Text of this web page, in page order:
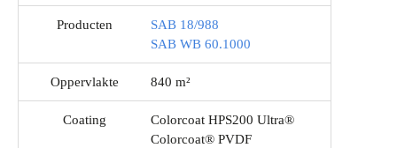
Producten
SAB 18/988
SAB WB 60.1000
Oppervlakte 840 m²
Coating
Colorcoat HPS200 Ultra®
Colorcoat® PVDF